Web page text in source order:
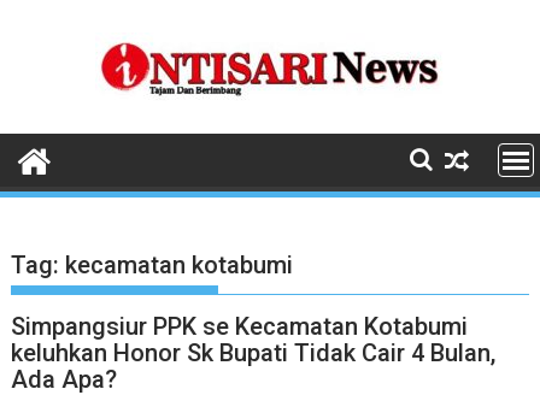
Tag: kecamatan kotabumi
Simpangsiur PPK se Kecamatan Kotabumi
keluhkan Honor Sk Bupati Tidak Cair 4 Bulan,
Ada Apa?